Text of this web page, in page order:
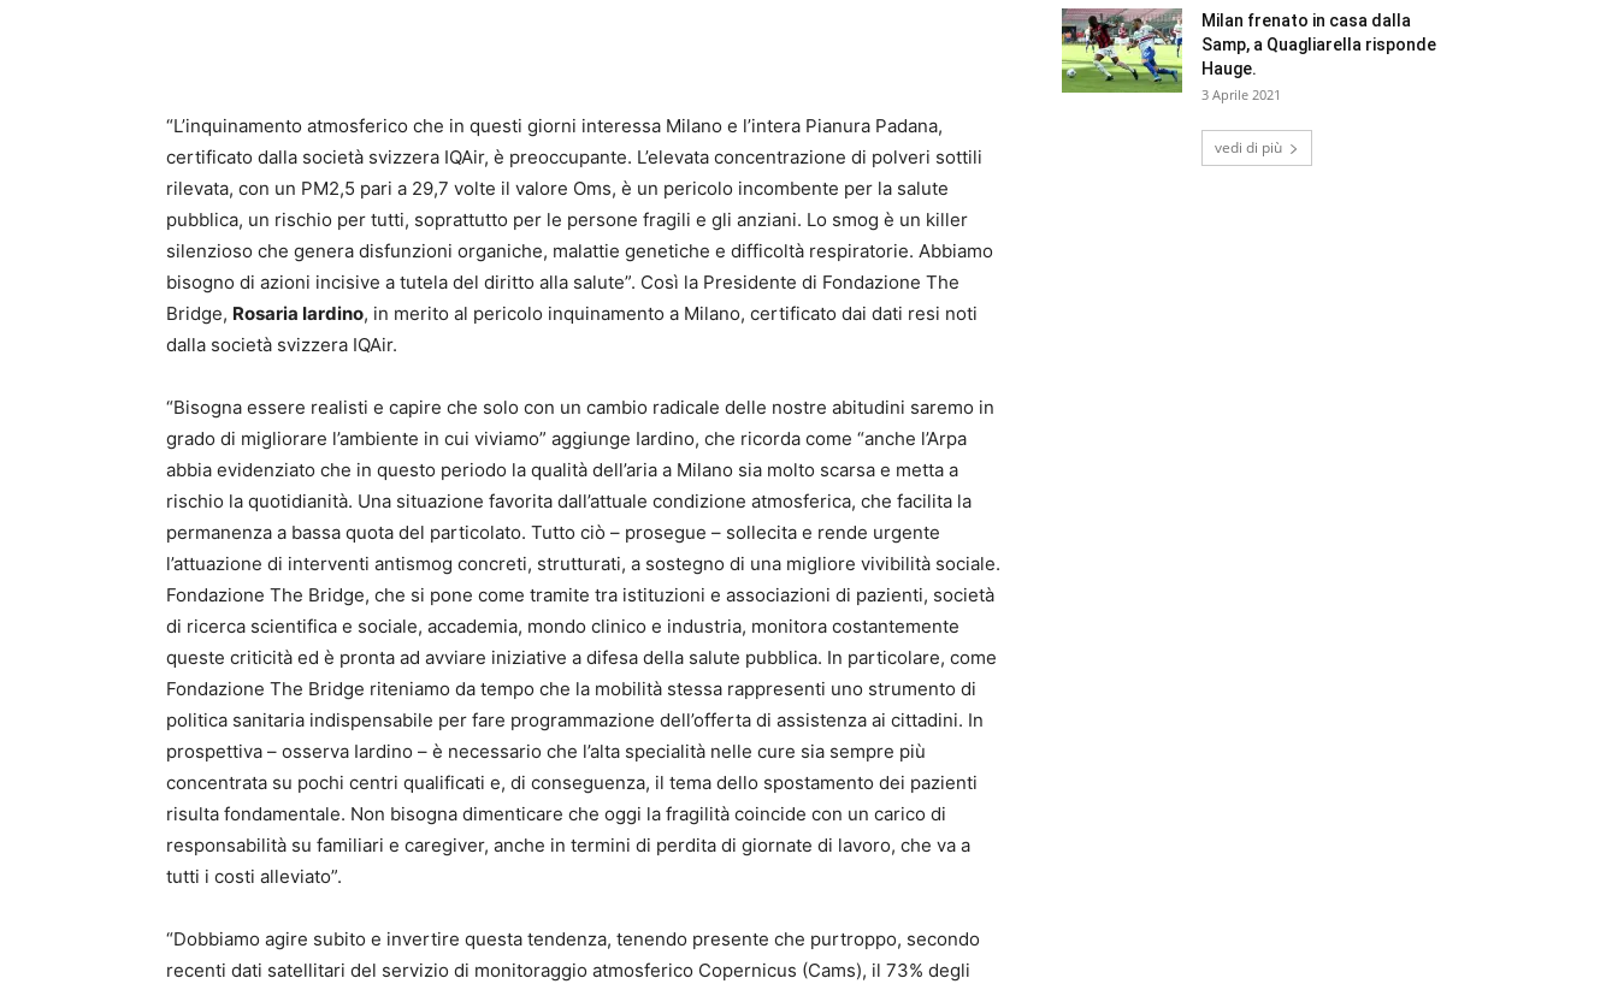
“L’inquinamento atmosferico che in questi giorni interessa Milano e l’intera Pianura Padana,
certificato dalla società svizzera IQAir, è preoccupante. L’elevata concentrazione di polveri sottili
rilevata, con un PM2,5 pari a 29,7 volte il valore Oms, è un pericolo incombente per la salute
pubblica, un rischio per tutti, soprattutto per le persone fragili e gli anziani. Lo smog è un killer
silenzioso che genera disfunzioni organiche, malattie genetiche e difficoltà respiratorie. Abbiamo
bisogno di azioni incisive a tutela del diritto alla salute”. Così la Presidente di Fondazione The
Bridge, Rosaria Iardino, in merito al pericolo inquinamento a Milano, certificato dai dati resi noti
dalla società svizzera IQAir.
“Bisogna essere realisti e capire che solo con un cambio radicale delle nostre abitudini saremo in
grado di migliorare l’ambiente in cui viviamo” aggiunge Iardino, che ricorda come “anche l’Arpa
abbia evidenziato che in questo periodo la qualità dell’aria a Milano sia molto scarsa e metta a
rischio la quotidianità. Una situazione favorita dall’attuale condizione atmosferica, che facilita la
permanenza a bassa quota del particolato. Tutto ciò – prosegue – sollecita e rende urgente
l’attuazione di interventi antismog concreti, strutturati, a sostegno di una migliore vivibilità sociale.
Fondazione The Bridge, che si pone come tramite tra istituzioni e associazioni di pazienti, società
di ricerca scientifica e sociale, accademia, mondo clinico e industria, monitora costantemente
queste criticità ed è pronta ad avviare iniziative a difesa della salute pubblica. In particolare, come
Fondazione The Bridge riteniamo da tempo che la mobilità stessa rappresenti uno strumento di
politica sanitaria indispensabile per fare programmazione dell’offerta di assistenza ai cittadini. In
prospettiva – osserva Iardino – è necessario che l’alta specialità nelle cure sia sempre più
concentrata su pochi centri qualificati e, di conseguenza, il tema dello spostamento dei pazienti
risulta fondamentale. Non bisogna dimenticare che oggi la fragilità coincide con un carico di
responsabilità su familiari e caregiver, anche in termini di perdita di giornate di lavoro, che va a
tutti i costi alleviato”.
“Dobbiamo agire subito e invertire questa tendenza, tenendo presente che purtroppo, secondo
recenti dati satellitari del servizio di monitoraggio atmosferico Copernicus (Cams), il 73% degli
Milan frenato in casa dalla
Samp, a Quagliarella risponde
Hauge.
3 Aprile 2021
vedi di più